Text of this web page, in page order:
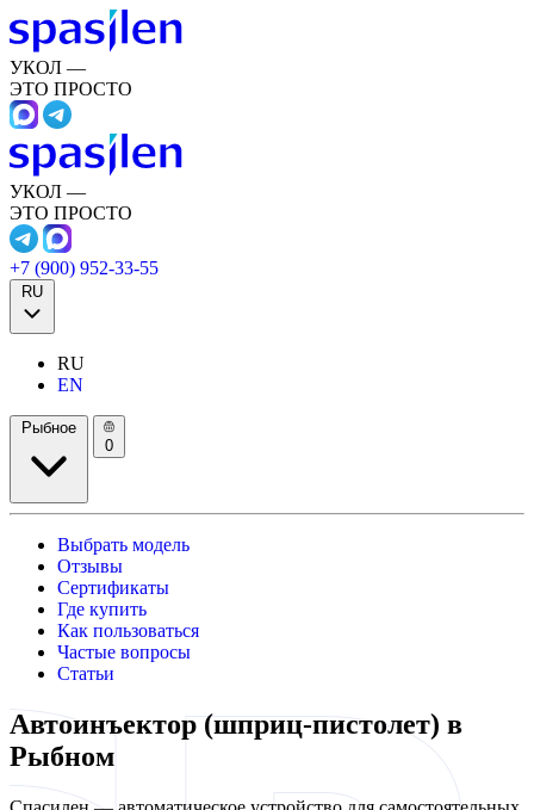
УКОЛ —
ЭТО ПРОСТО
УКОЛ —
ЭТО ПРОСТО
+7 (900) 952-33-55
RU
RU
EN
Рыбное
0
Выбрать модель
Отзывы
Сертификаты
Где купить
Как пользоваться
Частые вопросы
Статьи
Автоинъектор (шприц-пистолет) в
Рыбном